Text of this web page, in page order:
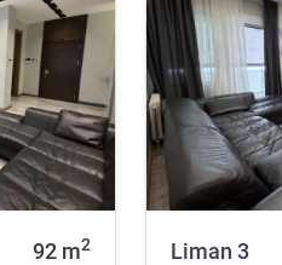
92 m2 Liman 3